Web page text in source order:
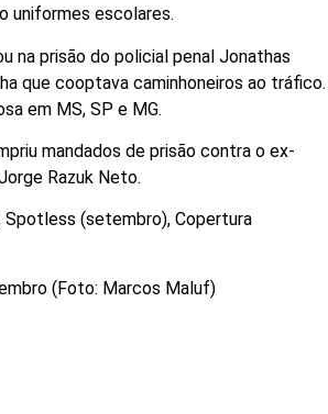
uniformes escolares.
na prisão do policial penal Jonathas
que cooptava caminhoneiros ao tráfico.
em MS, SP e MG.
mandados de prisão contra o ex-
Razuk Neto.
Spotless (setembro), Copertura
(Foto: Marcos Maluf)